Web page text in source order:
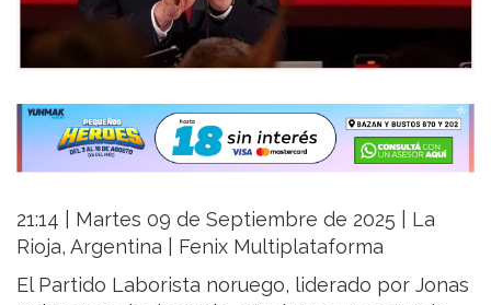
21:14 | Martes 09 de Septiembre de 2025 | La
Rioja, Argentina | Fenix Multiplataforma
El Partido Laborista noruego, liderado por Jonas